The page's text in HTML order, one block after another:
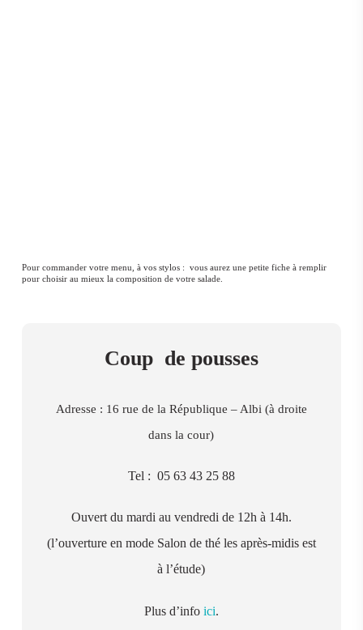
Pour commander votre menu, à vos stylos : vous aurez une petite fiche à remplir
pour choisir au mieux la composition de votre salade.
Coup de pousses
Adresse : 16 rue de la République – Albi (à droite
dans la cour)
Tel : 05 63 43 25 88
Ouvert du mardi au vendredi de 12h à 14h.
(l’ouverture en mode Salon de thé les après-midis est
à l’étude)
Plus d’info ici.